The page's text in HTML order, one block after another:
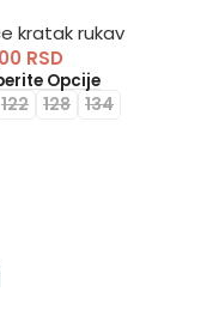
kratak rukav
RSD
Opcije
122 128 134